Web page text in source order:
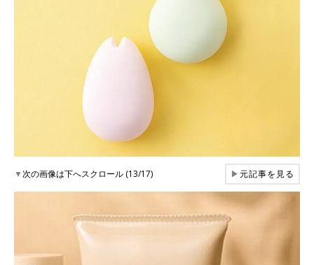
▼次の画像は下へスクロール (13/17) ▶元記事を見る